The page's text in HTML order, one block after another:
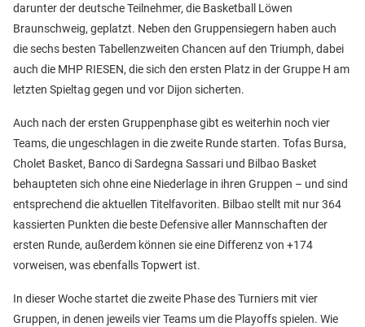
darunter der deutsche Teilnehmer, die Basketball Löwen
Braunschweig, geplatzt. Neben den Gruppensiegern haben auch
die sechs besten Tabellenzweiten Chancen auf den Triumph, dabei
auch die MHP RIESEN, die sich den ersten Platz in der Gruppe H am
letzten Spieltag gegen und vor Dijon sicherten.
Auch nach der ersten Gruppenphase gibt es weiterhin noch vier
Teams, die ungeschlagen in die zweite Runde starten. Tofas Bursa,
Cholet Basket, Banco di Sardegna Sassari und Bilbao Basket
behaupteten sich ohne eine Niederlage in ihren Gruppen – und sind
entsprechend die aktuellen Titelfavoriten. Bilbao stellt mit nur 364
kassierten Punkten die beste Defensive aller Mannschaften der
ersten Runde, außerdem können sie eine Differenz von +174
vorweisen, was ebenfalls Topwert ist.
In dieser Woche startet die zweite Phase des Turniers mit vier
Gruppen, in denen jeweils vier Teams um die Playoffs spielen. Wie